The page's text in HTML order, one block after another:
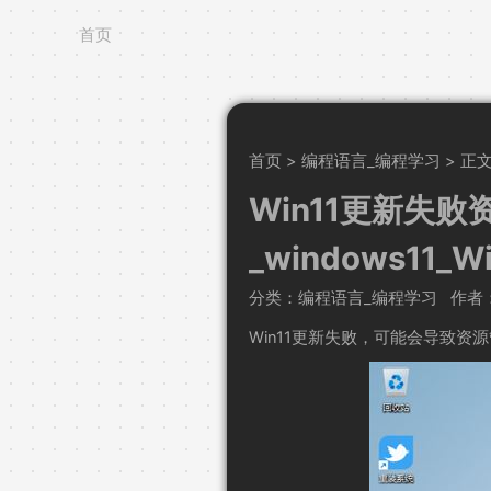
首页
首页 > 编程语言_编程学习 > 正
Win11更新失败
分类：编程语言_编程学习 作者
Win11更新失败，可能会导致资